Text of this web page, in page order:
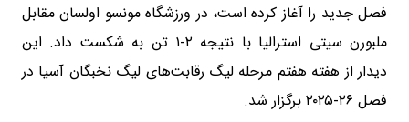
فصل جدید را آغاز کرده است، در ورزشگاه مونسو اولسان مقابل
ملبورن سیتی استرالیا با نتیجه ۲-۱ تن به شکست داد. این
دیدار از هفته هفتم مرحله لیگ رقابت‌های لیگ نخبگان آسیا در
فصل ۲۶-۲۰۲۵ برگزار شد.